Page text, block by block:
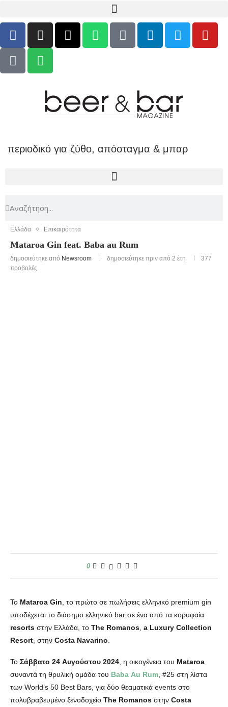
περιοδικό για ζύθο, απόσταγμα & μπαρ
Ελλάδα Επικαιρότητα
Mataroa Gin feat. Baba au Rum
δημοσιεύτηκε από Newsroom δημοσιεύτηκε πριν από 2 έτη
377
προβολές
0
To Mataroa Gin , το πρώτο σε πωλήσεις ελληνικό premium gin
υποδέχεται το διάσημο ελληνικό bar σε ένα από τα κορυφαία
resorts στην Ελλάδα, το The Romanos a Luxury Collection
Resort , στην Costa Navarino
Το Σάββατο 24 Αυγούστου 2024 , η οικογένεια του Mataroa
συναντά τη θρυλική ομάδα του Baba Au Rum , #25 στη λίστα
των World’s 50 Best Bars, για δύο θεαματικά events στο
πολυβραβευμένο ξενοδοχείο The Romanos στην Costa